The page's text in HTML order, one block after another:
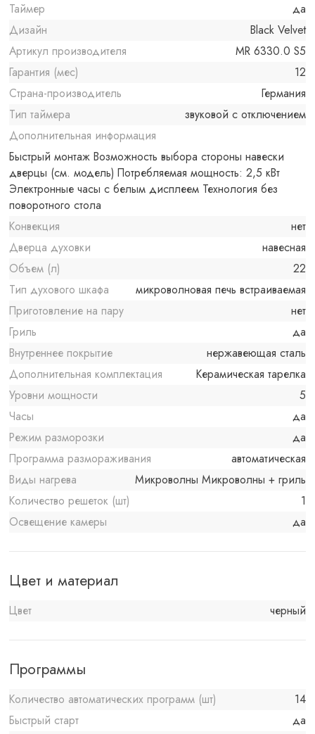
Таймер
да
Дизайн
Black Velvet
Артикул производителя
MR 6330.0 S5
Гарантия (мес)
12
Страна-производитель
Германия
Тип таймера
звуковой с отключением
Дополнительная информация
Быстрый монтаж Возможность выбора стороны навески
дверцы (см. модель) Потребляемая мощность: 2,5 кВт
Электронные часы с белым дисплеем Технология без
поворотного стола
Конвекция
нет
Дверца духовки
навесная
Объем (л)
22
Тип духового шкафа
микроволновая печь встраиваемая
Приготовление на пару
нет
Гриль
да
Внутреннее покрытие
нержавеющая сталь
Дополнительная комплектация
Керамическая тарелка
Уровни мощности
5
Часы
да
Режим разморозки
да
Программа размораживания
автоматическая
Виды нагрева
Микроволны Микроволны + гриль
Количество решеток (шт)
1
Освещение камеры
да
Цвет и материал
Цвет черный
Программы
Количество автоматических программ (шт)
14
Быстрый старт
да